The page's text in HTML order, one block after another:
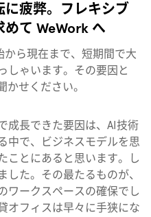
疲弊。フレキシブ
て WeWork へ
から現在まで、短期間で大
しゃいます。その要因と
かせください。
成長できた要因は、AI技術
中で、ビジネスモデルを思
ことにあると思います。し
た。その最たるものが、
ワークスペースの確保でし
オフィスは早々に手狭にな